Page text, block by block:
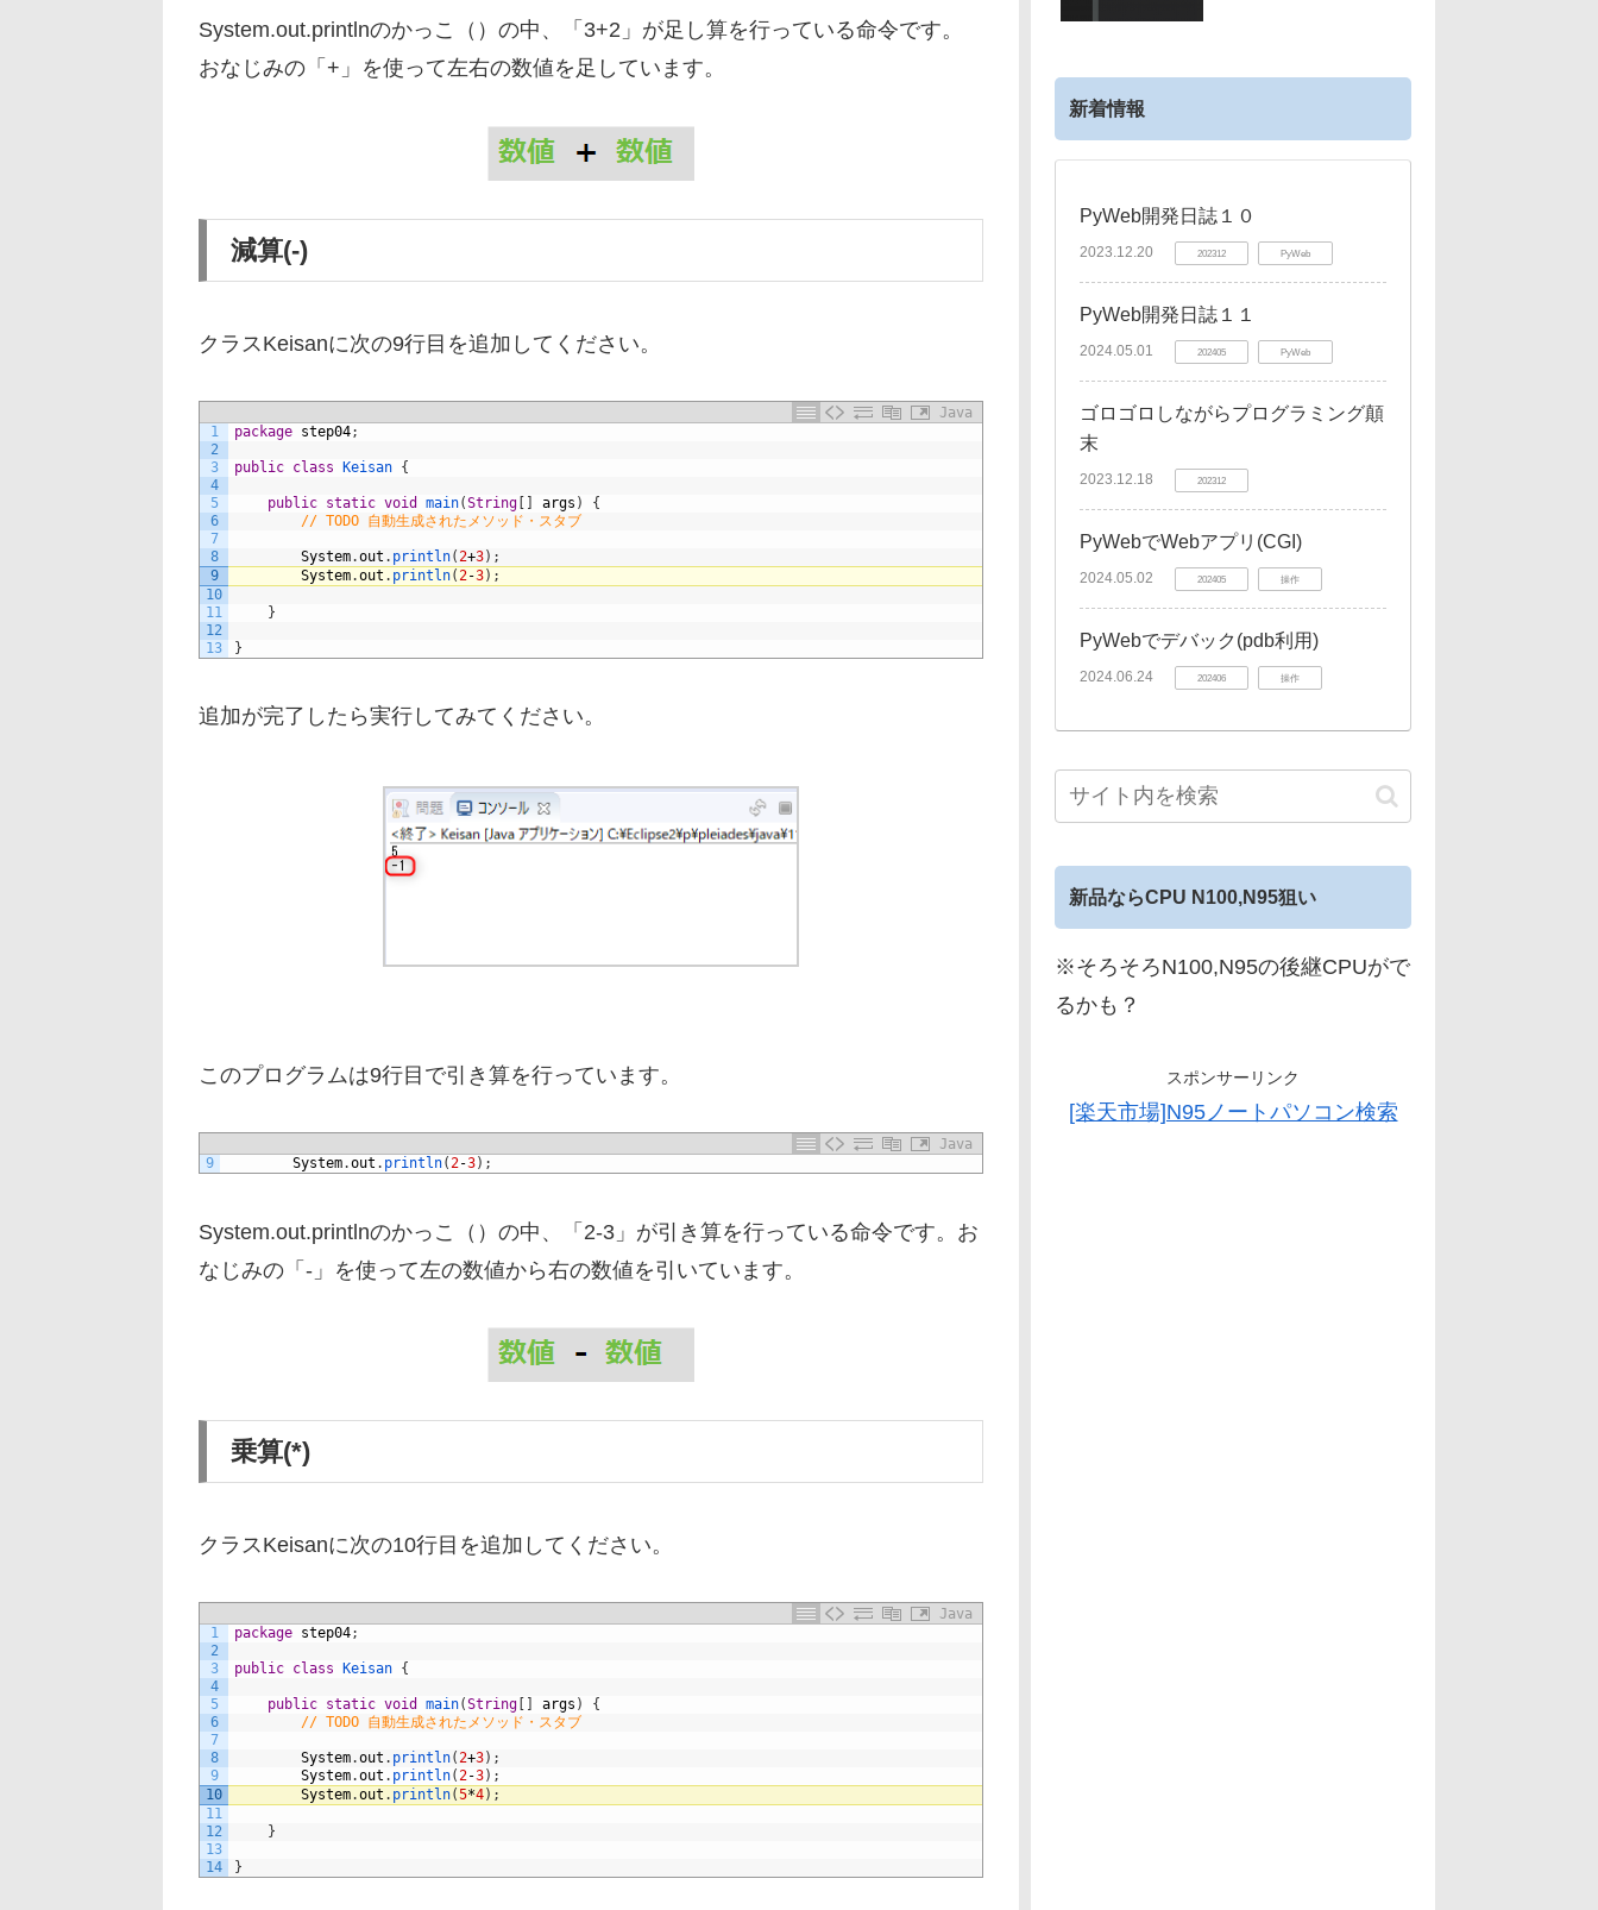
System.out.printlnのかっこ（）の中、「3+2」が足し算を行っている命令です。
おなじみの「+」を使って左右の数値を足しています。
減算(-)
クラスKeisanに次の9行目を追加してください。
Java
1
2
3
4
5
6
7
8
9
10
11
12
13
package step04;
public class Keisan {
public static void main(String args )
{
// TODO 自動生成されたメソッド・スタブ
System.out . println(2+3) ;
System.out . println(2-3) ;
}
}
追加が完了したら実行してみてください。
このプログラムは9行目で引き算を行っています。
Java
9
System.out . println(2-3) ;
System.out.printlnのかっこ（）の中、「2-3」が引き算を行っている命令です。お
なじみの「-」を使って左の数値から右の数値を引いています。
乗算(*)
クラスKeisanに次の10行目を追加してください。
Java
1
2
3
4
5
6
7
8
9
10
11
12
13
14
package step04;
public class Keisan {
public static void main(String args )
{
// TODO 自動生成されたメソッド・スタブ
System.out . println(2+3) ;
System.out . println(2-3) ;
System.out . println(5*4) ;
}
}
新着情報
PyWeb開発日誌１０
2023.12.20 202312 PyWeb
PyWeb開発日誌１１
2024.05.01 202405 PyWeb
ゴロゴロしながらプログラミング顛
末
2023.12.18 202312
PyWebでWebアプリ(CGI)
2024.05.02 202405 操作
PyWebでデバック(pdb利用)
2024.06.24 202406 操作
新品ならCPU N100,N95狙い
※そろそろN100,N95の後継CPUがで
るかも？
スポンサーリンク
[楽天市場]N95ノートパソコン検索